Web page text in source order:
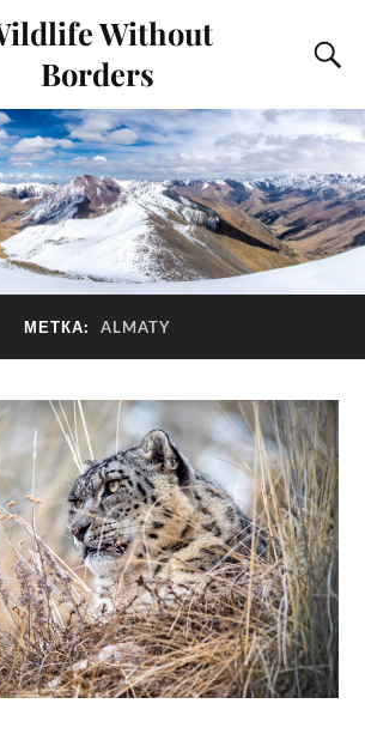
Without
Borders
МЕТКА: ALMATY